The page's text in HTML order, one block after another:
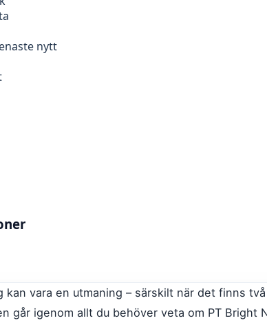
nytt
vara en utmaning – särskilt när det finns
går igenom allt du behöver veta om PT Bright